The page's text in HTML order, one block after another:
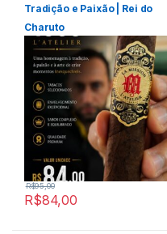
Tradição e Paixão | Rei do
Charuto
R$84,00
R$95,00